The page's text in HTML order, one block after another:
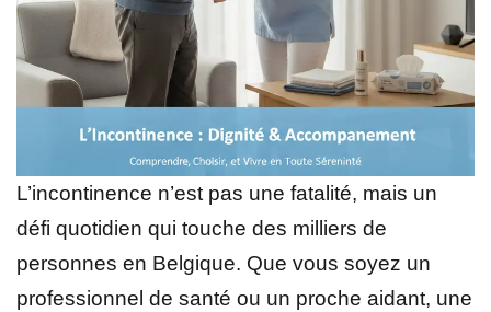
L’incontinence n’est pas une fatalité, mais un
défi quotidien qui touche des milliers de
personnes en Belgique. Que vous soyez un
professionnel de santé ou un proche aidant, une